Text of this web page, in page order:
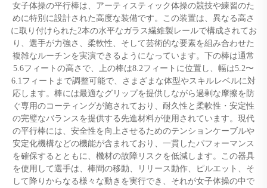
女子体操の平行棒は、アーティスティック体操の競技や練習のた
めに特別に設計された高度な装備です。この装置は、異なる高さ
に取り付けられた2本の水平なガラス繊維製レールで構成されてお
り、選手が力強さ、柔軟性、そして芸術的な要素を組み合わせた
複雑なルーチンを実演できるようになっています。下の棒は通常
5.6フィートの高さで、上の棒は8.2フィートに位置し、幅は5.2〜
6.1フィートまで調整可能で、さまざまな体型やスキルレベルに対
応します。棒には最適なグリップを提供しながら過剰な摩擦を防
ぐ専用のコーティングが施されており、耐久性と柔軟性・安定性
の完璧なバランスを提供する先進材料が使用されています。現代
の平行棒には、安全性を向上させるためのテンションケーブルや
安定化機構などの機能が含まれており、一貫したパフォーマンス
を確保するとともに、機材の故障リスクを低減します。この器具
を使用して選手は、棒間の移動、リリース動作、ピルエット、そ
して降りからなる様々な動きを実行でき、それが女子体操の中で